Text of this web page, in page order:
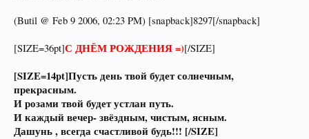
(Butil @ Feb 9 2006, 02:23 PM) [snapback]8297[/snapback]
[SIZE=36pt]С ДНЁМ РОЖДЕНИЯ =)[/SIZE]
[SIZE=14pt]Пусть день твой будет солнечным,
прекрасным.
И розами твой будет устлан путь.
И каждый вечер- звёздным, чистым, ясным.
Дашунь , всегда счастливой будь!!! [/SIZE]